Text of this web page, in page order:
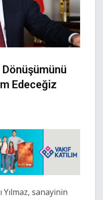
Dönüşümünü
Edeceğiz
Yılmaz, sanayinin